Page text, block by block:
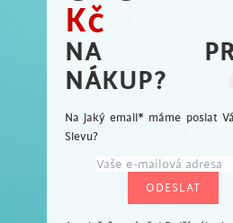
Kč
NA
NÁKUP?
Na jaký email* máme poslat
Slevu?
jsme rádi, že jste